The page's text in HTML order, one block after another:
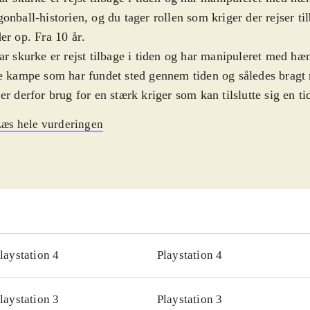
historien, og du tager rollen som kriger der rejser
op. Fra 10 år.
skurke er rejst tilbage i tiden og har manipuleret med
kampe som har fundet sted gennem tiden og således
derfor brug for en stærk kriger som kan tilslutte sig en
tilbage i tiden. Her kæmper man side om side med
sin spilfigur med forskelligt udstyr, og hvor man kan
fx parallel quests, hvor man bl.a. kan kæmpe sammen
de store helte. Sprog: engelsk .
hele vurderingen
4 Playstation 4
3 Playstation 3